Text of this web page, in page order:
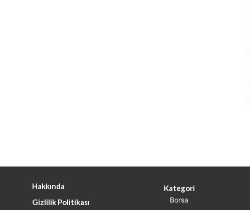
Hakkında
Gizlilik Politikası
Kategori
Borsa